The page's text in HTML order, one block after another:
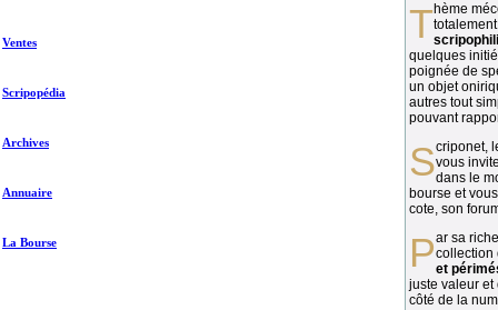
Ventes
Scripopédia
Archives
Annuaire
La Bourse
Thème méconnu des collectionneurs et
quelques
poignée de
un objet
autres tout
pouvant
vous
dans le
bourse et
cote, son
Par sa richesse et sa diversité, lacollection
et
juste valeur et
côté de la